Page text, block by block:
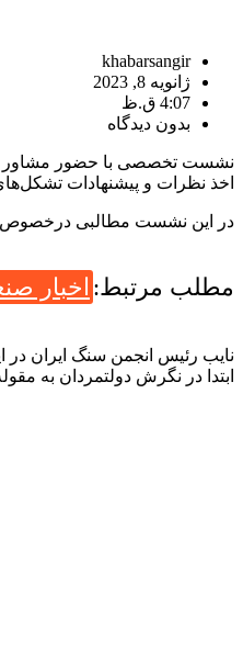
khabarsangir
ژانویه 8, 2023
4:07 ق.ظ
بدون دیدگاه
نشست تخصصی با حضور مشاور
اخذ نظرات و پیشنهادات
در این نشست مطالبی درخصوص
مطلب مرتبط: اخبار
نایب رئیس انجمن سنگ ایران
ابتدا در نگرش دولتمردان به